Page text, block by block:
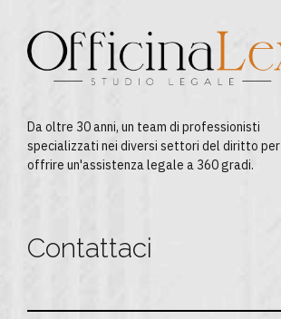
Da oltre 30 anni, un team di professionisti
specializzati nei diversi settori del diritto per
offrire un'assistenza legale a 360 gradi.
Contattaci